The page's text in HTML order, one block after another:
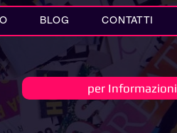
BLOG CONTATTI
per Informazioni